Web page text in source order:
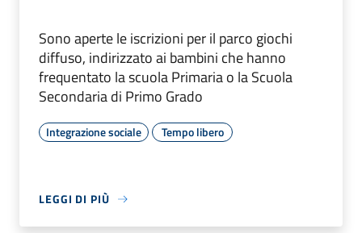
Sono aperte le iscrizioni per il parco giochi
diffuso, indirizzato ai bambini che hanno
frequentato la scuola Primaria o la Scuola
Secondaria di Primo Grado
Integrazione sociale Tempo libero
LEGGI DI PIÙ